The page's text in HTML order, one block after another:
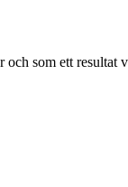
som ett resultat